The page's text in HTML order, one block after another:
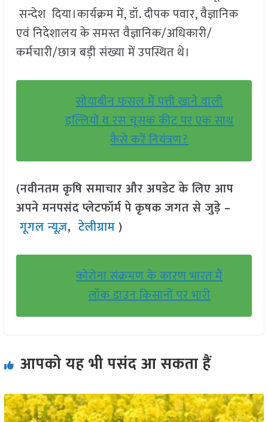
सन्देश दिया।कार्यक्रम में, डॉ. दीपक पवार, वैज्ञानिक
एवं निदेशालय के समस्त वैज्ञानिक/अधिकारी/
कर्मचारी/छात्र बड़ी संख्या में उपस्थित थे।
सोयाबीन फसल में पत्ती खाने वाली
इल्लियों व रस चूसक कीट पर एक साथ
कैसे करें नियंत्रण?
(नवीनतम कृषि समाचार और अपडेट के लिए आप
अपने मनपसंद प्लेटफॉर्म पे कृषक जगत से जुड़े –
गूगल न्यूज़,टेलीग्राम )
कोरोना संक्रमण के कारण भारत मैं
लॉक डाउन किसानों पर भारी
आपको यह भी पसंद आ सकता हैं